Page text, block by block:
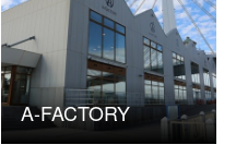
A-FACTORY